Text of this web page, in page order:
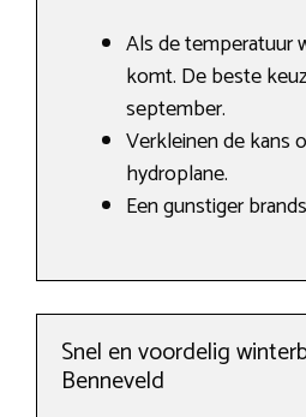
Als de temperatuur
komt. De beste
september.
Verkleinen de kans
hydroplane.
Een gunstiger
Snel en voordelig
Benneveld